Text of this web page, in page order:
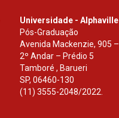
Universidade - Alphaville
Pós-Graduação
Avenida Mackenzie, 905 –
2º Andar – Prédio 5
Tamboré , Barueri
SP, 06460-130
(11) 3555-2048/2022.